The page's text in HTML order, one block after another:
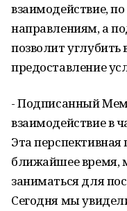
взаимодействие,
направлениям, а
позволит углубить
предоставление
- Подписанный
взаимодействие в
Эта перспективная
ближайшее время,
заниматься для
Сегодня мы